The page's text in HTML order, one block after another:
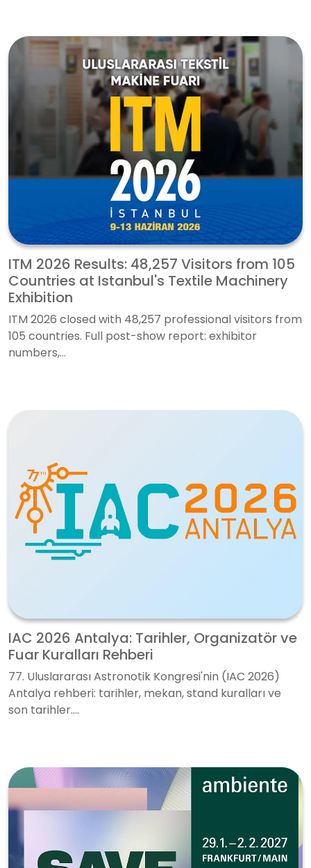
ITM 2026 Results: 48,257 Visitors from 105
Countries at Istanbul's Textile Machinery
Exhibition
ITM 2026 closed with 48,257 professional visitors from
105 countries. Full post-show report: exhibitor
numbers,...
IAC 2026 Antalya: Tarihler, Organizatör ve
Fuar Kuralları Rehberi
77. Uluslararası Astronotik Kongresi'nin (IAC 2026)
Antalya rehberi: tarihler, mekan, stand kuralları ve
son tarihler....